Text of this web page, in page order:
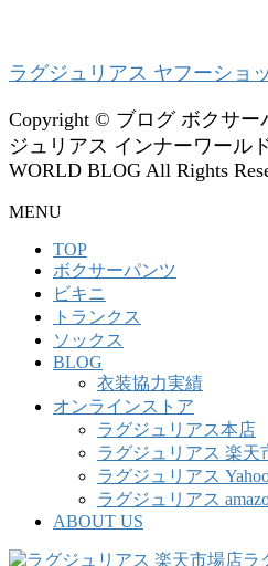
ラグジュリアス ヤフーショ
Copyright © ブログ ボクサ
ジュリアス インナーワール
WORLD BLOG All Rights
MENU
TOP
ボクサーパンツ
ビキニ
トランクス
ソックス
BLOG
衣装協力実績
オンラインストア
ラグジュリアス本店
ラグジュリアス 楽天
ラグジュリアス
ラグジュリアス
ABOUT US
ラ